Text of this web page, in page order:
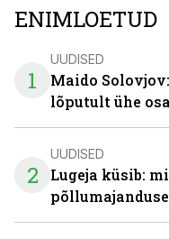
ENIMLOETUD
1
UUDISED
Maido
lõputult ühe
2
UUDISED
Lugeja küsib: